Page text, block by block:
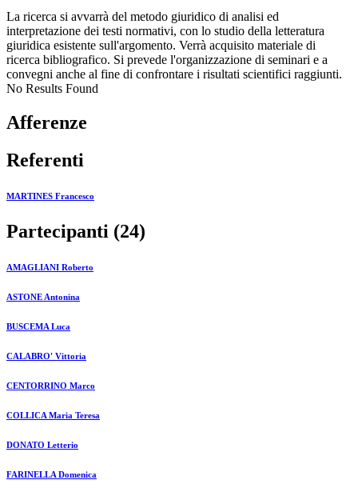
La ricerca si avvarrà del metodo giuridico di analisi ed
interpretazione dei testi normativi, con lo studio della letteratura
giuridica esistente sull'argomento. Verrà acquisito materiale di
ricerca bibliografico. Si prevede l'organizzazione di seminari e a
convegni anche al fine di confrontare i risultati scientifici raggiunti.
No Results Found
Afferenze
Referenti
MARTINES Francesco
Partecipanti (24)
AMAGLIANI Roberto
ASTONE Antonina
BUSCEMA Luca
CALABRO' Vittoria
CENTORRINO Marco
COLLICA Maria Teresa
DONATO Letterio
FARINELLA Domenica